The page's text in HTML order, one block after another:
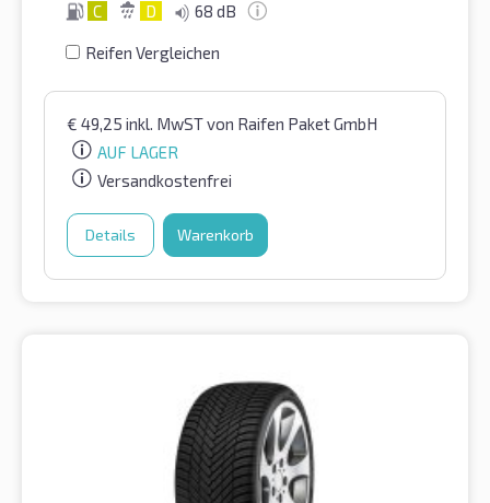
C D 68 dB
Reifen Vergleichen
€ 49,25 inkl. MwSTvon Raifen Paket GmbH
AUF LAGER
Versandkostenfrei
Details Warenkorb